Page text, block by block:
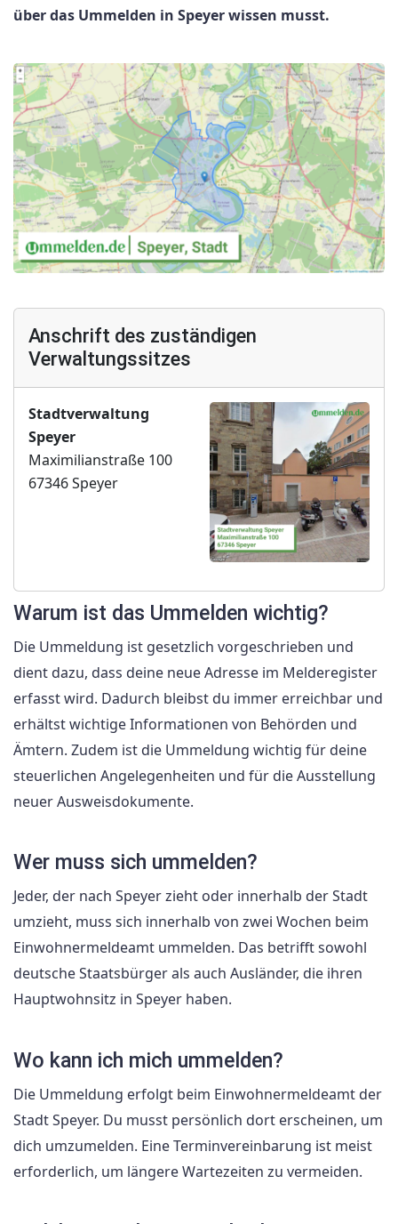
über das Ummelden in Speyer wissen musst.
Anschrift des zuständigen
Verwaltungssitzes
Stadtverwaltung
Speyer
Maximilianstraße 100
67346 Speyer
Warum ist das Ummelden wichtig?
Die Ummeldung ist gesetzlich vorgeschrieben und
dient dazu, dass deine neue Adresse im Melderegister
erfasst wird. Dadurch bleibst du immer erreichbar und
erhältst wichtige Informationen von Behörden und
Ämtern. Zudem ist die Ummeldung wichtig für deine
steuerlichen Angelegenheiten und für die Ausstellung
neuer Ausweisdokumente.
Wer muss sich ummelden?
Jeder, der nach Speyer zieht oder innerhalb der Stadt
umzieht, muss sich innerhalb von zwei Wochen beim
Einwohnermeldeamt ummelden. Das betrifft sowohl
deutsche Staatsbürger als auch Ausländer, die ihren
Hauptwohnsitz in Speyer haben.
Wo kann ich mich ummelden?
Die Ummeldung erfolgt beim Einwohnermeldeamt der
Stadt Speyer. Du musst persönlich dort erscheinen, um
dich umzumelden. Eine Terminvereinbarung ist meist
erforderlich, um längere Wartezeiten zu vermeiden.